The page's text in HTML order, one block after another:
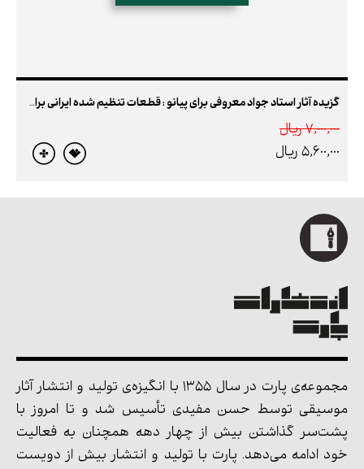
گزیده آثار استاد جواد معروفی برای پیانو : قطعات تنظیم شده ایرانی برای پیانو
7,000,000 ريال
5,600,000 ريال
مجموعه‌ی پارت در سال 1355 با انگیزه‌ی تولید و انتشار آثار
موسیقی توسط حسن مفیدی تأسیس شد و تا امروز با
پشت‌سر گذاشتن بیش از چهار دهه همچنان به فعالیت
خود ادامه می‌دهد. پارت با تولید و انتشار بیش از دویست